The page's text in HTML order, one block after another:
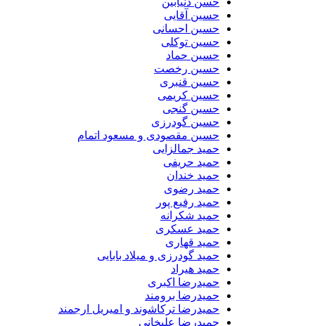
حسین آقایی
حسین احسانی
حسین توکلی
حسین حماد
حسین رخصت
حسین قنبری
حسین کریمی
حسین گنجی
حسین گودرزی
حسین مقصودی و مسعود اتمام
حمید جمالزایی
حمید حریفی
حمید خندان
حمید رضوی
حمید رفیع پور
حمید شکرانه
حمید عسکری
حمید قهاری
حمید گودرزی و میلاد بابایی
حمید هیراد
حمیدرضا اکبری
حمیدرضا برومند
حمیدرضا ترکاشوند و امیریل ارجمند
حمیدرضا علیخانی